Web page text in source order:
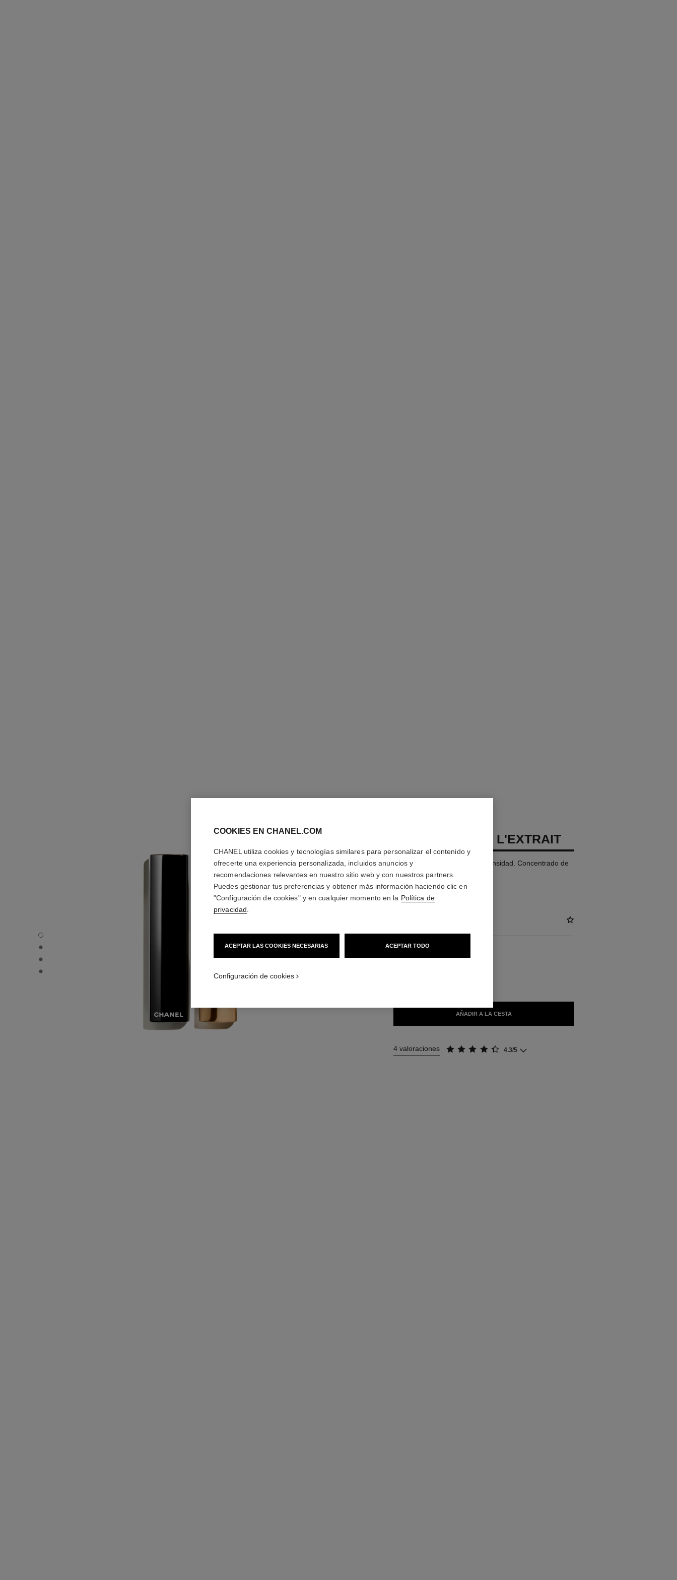
ROUGE ALLURE L'EXTRAIT - Vista por defecto
ROUGE ALLURE L'EXTRAIT - Vista alternativa 1
ROUGE ALLURE L'EXTRAIT - Vista alternativa 2
ROUGE ALLURE L'EXTRAIT - Vista de la textura básica
ROUGE ALLURE L'EXTRAIT
La Barra de Labios de Alta Intensidad. Concentrado de
Luz Y Tratamiento. Recargable
Más información
Ref. 163874
AÑADIR A LA CESTA
4 valoraciones 4.3/5
COOKIES EN CHANEL.COM
CHANEL utiliza cookies y tecnologías similares para personalizar el contenido y
ofrecerte una experiencia personalizada, incluidos anuncios y
recomendaciones relevantes en nuestro sitio web y con nuestros partners.
Puedes gestionar tus preferencias y obtener más información haciendo clic en
"Configuración de cookies" y en cualquier momento en la Política de
privacidad
ACEPTAR LAS COOKIES NECESARIAS ACEPTAR TODO
Configuración de cookies